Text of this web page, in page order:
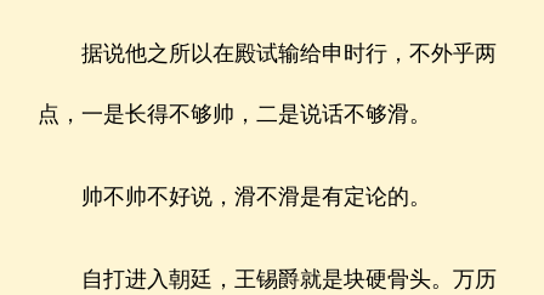
据说他之所以在殿试输给申时行，不外乎两
点，一是长得不够帅，二是说话不够滑。
帅不帅不好说，滑不滑是有定论的。
自打进入朝廷，王锡爵就是块硬骨头。万历